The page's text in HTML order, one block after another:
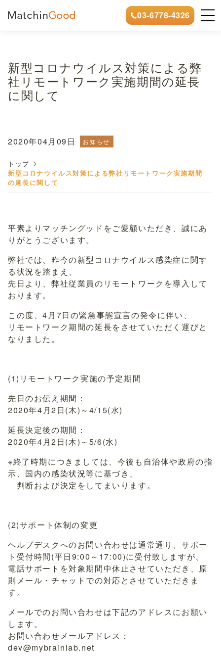
03-6778-4326
新型コロナウイルス対策による弊
社リモートワーク実施期間の延長
に関して
2020年04月09日 お知らせ
トップ
新型コロナウイルス対策による弊社リモートワーク実施期間
の延長に関して
平素よりマッチングッドをご愛顧いただき、誠にあ
りがとうございます。
弊社では、昨今の新型コロナウイルス感染症に関す
る状況を踏まえ、
先日より、弊社従業員のリモートワークを導入して
おります。
この度、4月7日の緊急事態宣言の発令に伴い、
リモートワーク期間の延長をさせていただく運びと
なりました。
(1)リモートワーク実施の予定期間
先日のお伝え期間：
2020年4月2日(木)～4/15(水)
延長決定後の期間：
2020年4月2日(木)～5/6(水)
※終了時期につきましては、今後も自治体や政府の指
示、国内の感染状況等に基づき、
判断および決定をしてまいります。
(2)サポート体制の変更
ヘルプデスクへのお問い合わせは通常通り、サポー
ト受付時間(平日9:00～17:00)に受付致しますが、
電話サポートを対象期間中休止させていただき、原
則メール・チャットでの対応とさせていただきま
す。
メールでのお問い合わせは下記のアドレスにお願い
します。
お問い合わせメールアドレス：
dev@mybrainlab.net